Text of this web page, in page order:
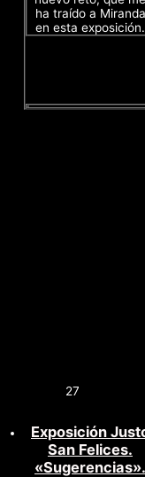
ha traído a Miranda
en esta exposición.
27
Exposición
San Felices.
«Sugerencias».